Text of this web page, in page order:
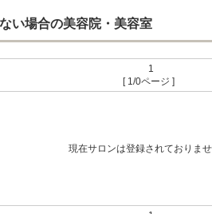
い場合の美容院・美容室
1
[ 1/0ページ ]
現在サロンは登録されておりま